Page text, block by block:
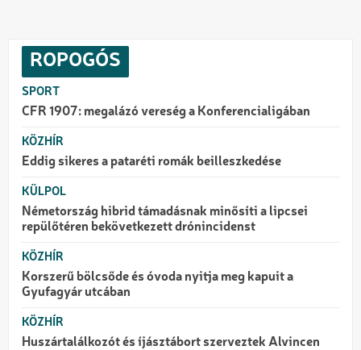
ROPOGÓS
SPORT
CFR 1907: megalázó vereség a Konferencialigában
KÖZHÍR
Eddig sikeres a pataréti romák beilleszkedése
KÜLPOL
Németország hibrid támadásnak minősíti a lipcsei
repülőtéren bekövetkezett drónincidenst
KÖZHÍR
Korszerű bölcsőde és óvoda nyitja meg kapuit a
Gyufagyár utcában
KÖZHÍR
Huszártalálkozót és íjásztábort szerveztek Alvincen